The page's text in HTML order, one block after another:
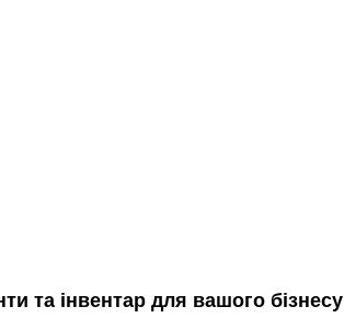
та інвентар для вашого бізнесу